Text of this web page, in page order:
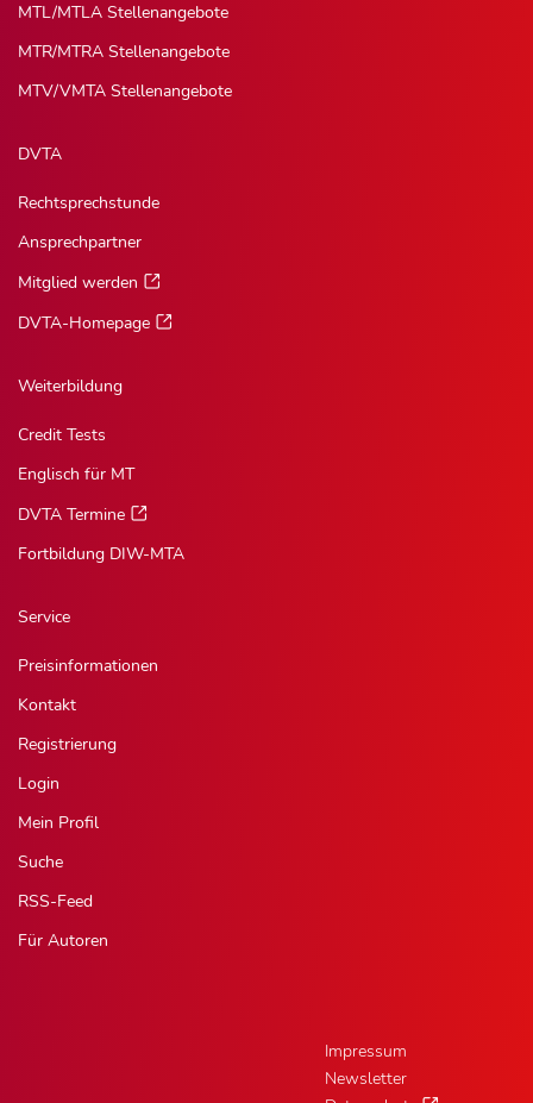
MTL/MTLA Stellenangebote
MTR/MTRA Stellenangebote
MTV/VMTA Stellenangebote
DVTA
Rechtsprechstunde
Ansprechpartner
Mitglied werden
DVTA-Homepage
Weiterbildung
Credit Tests
Englisch für MT
DVTA Termine
Fortbildung DIW-MTA
Service
Preisinformationen
Kontakt
Registrierung
Login
Mein Profil
Suche
RSS-Feed
Für Autoren
Impressum
Newsletter